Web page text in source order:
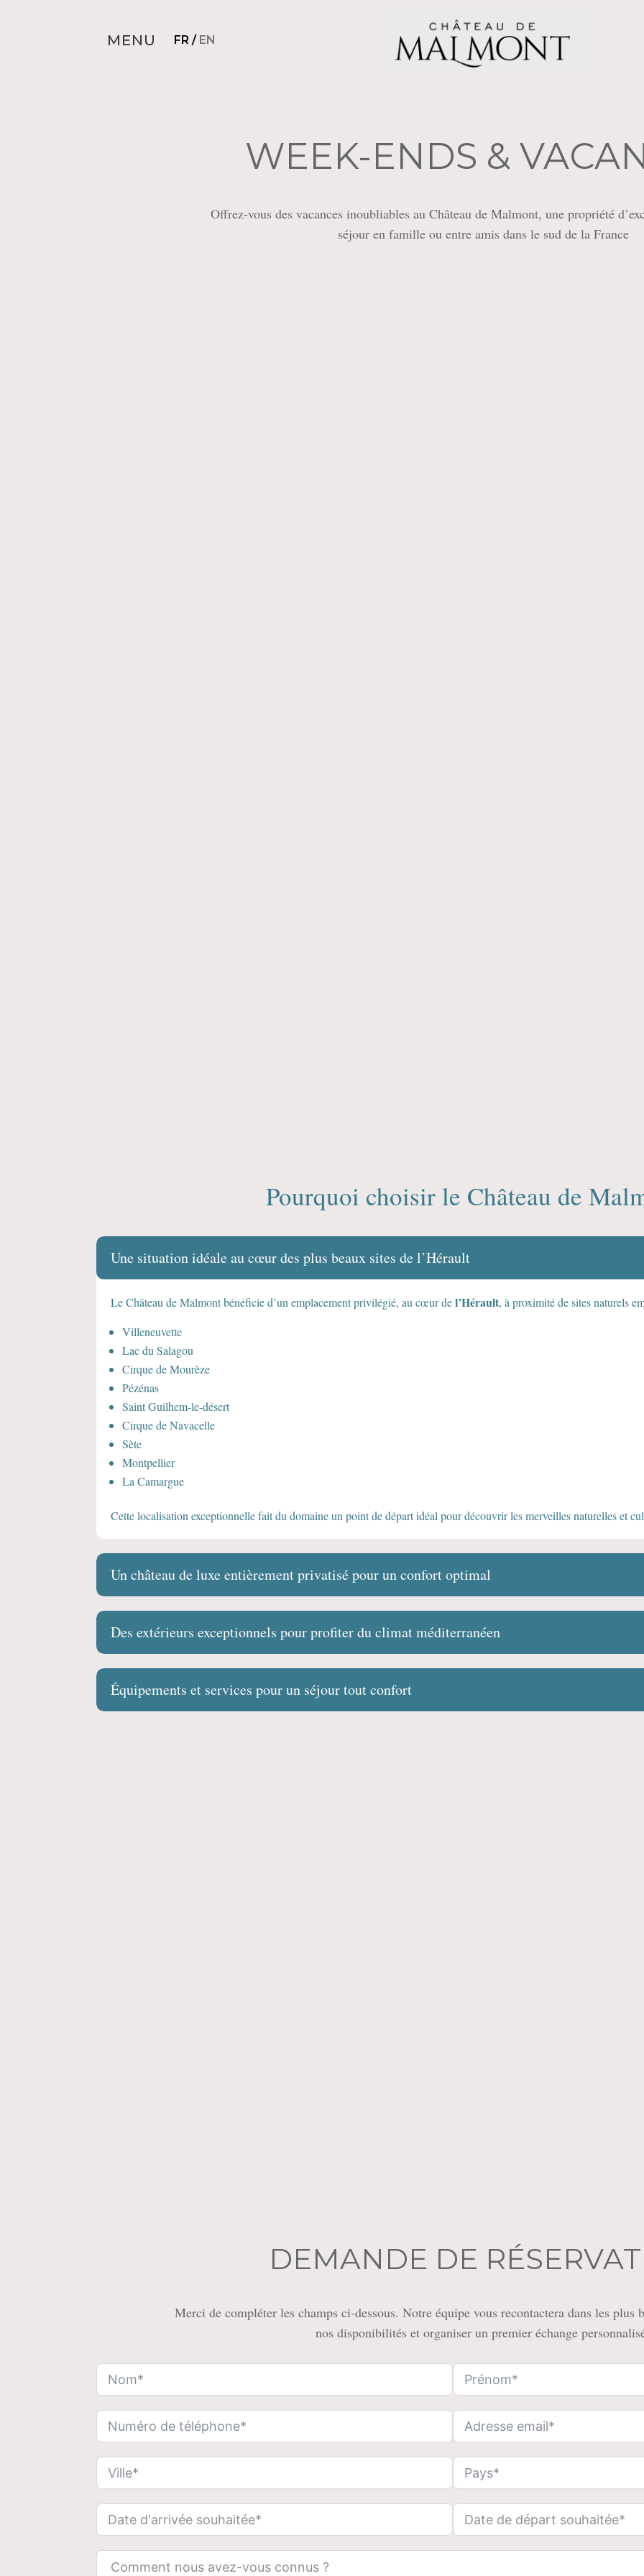
MENU FR / EN
WEEK-ENDS &
Offrez-vous des vacances inoubliables au Château de Malmont, une propriété
séjour en famille ou entre amis dans le sud de la France
Pourquoi choisir le Château de
Une situation idéale au cœur des plus beaux sites de l’Hérault
Le Château de Malmont bénéficie d’un emplacement privilégié, au cœur del’Hérault, à proximité de sites naturels
Villeneuvette
Lac du Salagou
Cirque de Mourèze
Pézénas
Saint Guilhem-le-désert
Cirque de Navacelle
Sète
Montpellier
La Camargue
Cette localisation exceptionnelle fait du domaine un point de départ idéal pour découvrir les merveilles naturelles et
Un château de luxe entièrement privatisé pour un confort optimal
Des extérieurs exceptionnels pour profiter du climat méditerranéen
Équipements et services pour un séjour tout confort
DEMANDE DE
Merci de compléter les champs ci-dessous. Notre équipe vous recontactera dans les plus
nos disponibilités et organiser un premier échange